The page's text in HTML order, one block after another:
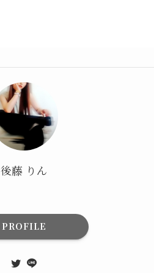
後藤 りん
PROFILE